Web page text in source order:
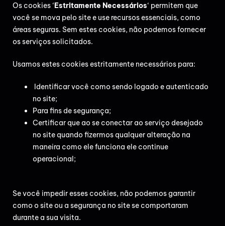
Os cookies ‘Estritamente Necessários‘ permitem que
você se mova pelo site e use recursos essenciais, como
áreas seguras. Sem estes cookies, não podemos fornecer
os serviços solicitados.
Usamos estes cookies estritamente necessários para:
Identificar você como sendo logado e autenticado
no site;
Para fins de segurança;
Certificar que ao se conectar ao serviço desejado
no site quando fizermos qualquer alteração na
maneira como ele funciona ele continue
operacional;
Se você impedir esses cookies, não podemos garantir
como o site ou a segurança no site se comportaram
durante a sua visita.